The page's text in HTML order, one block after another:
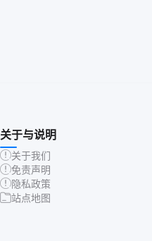
关于与说明
关于我们
免责声明
隐私政策
站点地图